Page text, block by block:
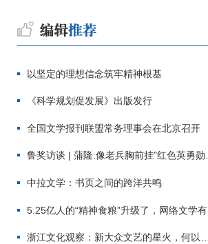
以坚定的理想信念筑牢精神根基
《科学规划促发展》出版发行
全国文学报刊联盟常务理事会在北京召开
鲁奖访谈 | 蒲隆:像老兵胸前挂"红色英勇勋章"
中拉文学：书页之间的跨洋共鸣
5.25亿人的“精神食粮”升级了，网络文学有了哪些新变化？
浙江文化观察：新大众文艺的星火，何以燎原？